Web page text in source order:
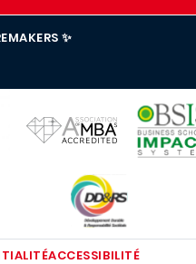
✨
IMAGE
IMAGE
IMAGE
ACCESSIBILITÉ